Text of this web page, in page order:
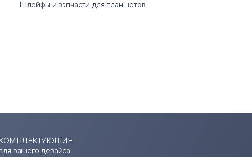
Inspiron Mini
Inspiron XPS
Шлейфы и запчасти для планшетов
КОМПЛЕКТУЮЩИЕ
вашего девайса